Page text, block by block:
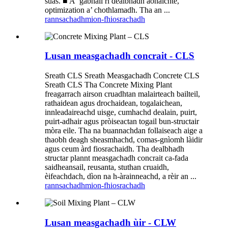
optimization a’ chothlamadh. Tha an ...
rannsachadhmion-fhiosrachadh
Lusan measgachadh concrait - CLS
Sreath CLS Sreath Measgachadh Concrete CLS
Sreath CLS Tha Concrete Mixing Plant
freagarrach airson cruadhtan malairteach bailteil,
rathaidean agus drochaidean, togalaichean,
innleadaireachd uisge, cumhachd dealain, puirt,
puirt-adhair agus pròiseactan togail bun-structair
mòra eile. Tha na buannachdan follaiseach aige a
thaobh deagh sheasmhachd, comas-gnìomh làidir
agus ceum àrd fiosrachaidh. Tha dealbhadh
structar plannt measgachadh concrait ca-fada
saidheansail, reusanta, stuthan cruaidh,
èifeachdach, dìon na h-àrainneachd, a rèir an ...
rannsachadhmion-fhiosrachadh
Lusan measgachadh ùir - CLW